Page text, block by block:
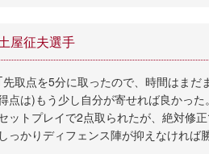
屋征夫選手
先取点を5分に取ったので、時間はまだ
点は)もう少し自分が寄せれば良かっ
ットプレイで2点取られたが、絶対修
っかりディフェンス陣が抑えなければ